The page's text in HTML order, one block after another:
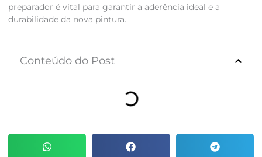
preparador é vital para garantir a aderência ideal e a
durabilidade da nova pintura.
Conteúdo do Post